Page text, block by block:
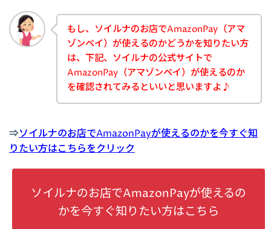
もし、ソイルナのお店でAmazonPay（アマ
ゾンペイ）が使えるのかどうかを知りたい方
は、下記、ソイルナの公式サイトで
AmazonPay（アマゾンペイ）が使えるのか
を確認されてみるといいと思いますよ♪
⇒ソイルナのお店でAmazonPayが使えるのかを今すぐ知
りたい方はこちらをクリック
ソイルナのお店でAmazonPayが使えるの
かを今すぐ知りたい方はこちら